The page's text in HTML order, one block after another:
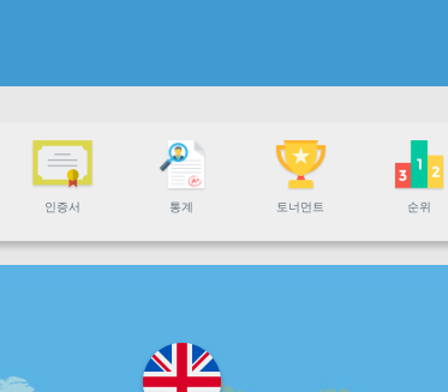
인증서 통계 토너먼트 순위